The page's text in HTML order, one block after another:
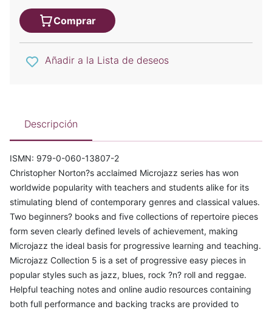
Comprar
Añadir a la Lista de deseos
Descripción
ISMN: 979-0-060-13807-2
Christopher Norton?s acclaimed Microjazz series has won
worldwide popularity with teachers and students alike for its
stimulating blend of contemporary genres and classical values.
Two beginners? books and five collections of repertoire pieces
form seven clearly defined levels of achievement, making
Microjazz the ideal basis for progressive learning and teaching.
Microjazz Collection 5 is a set of progressive easy pieces in
popular styles such as jazz, blues, rock ?n? roll and reggae.
Helpful teaching notes and online audio resources containing
both full performance and backing tracks are provided to